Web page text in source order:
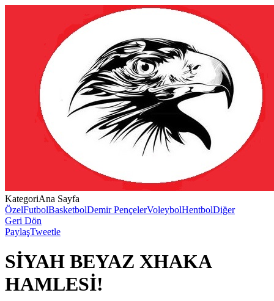
KategoriAna Sayfa
ÖzelFutbolBasketbolDemir PençelerVoleybolHentbolDiğer
Geri Dön
PaylaşTweetle
SİYAH BEYAZ XHAKA
HAMLESİ!